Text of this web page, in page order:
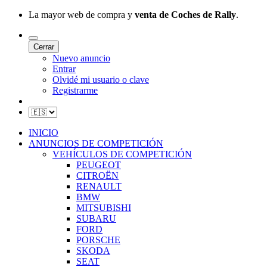
La mayor web de compra y venta de Coches de Rally.
Cerrar
Nuevo anuncio
Entrar
Olvidé mi usuario o clave
Registrarme
INICIO
ANUNCIOS DE COMPETICIÓN
VEHÍCULOS DE COMPETICIÓN
PEUGEOT
CITROËN
RENAULT
BMW
MITSUBISHI
SUBARU
FORD
PORSCHE
SKODA
SEAT